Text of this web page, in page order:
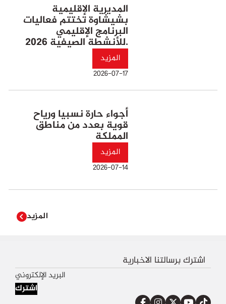
المديرية الإقليمية
بشيشاوة تختتم فعاليات
البرنامج الإقليمي
للأنشطة الصيفية 2026.
المزيد
2026-07-17
أجواء حارة نسبيا ورياح
قوية بعدد من مناطق
المملكة
المزيد
2026-07-14
المزيد
اشترك برسالتنا الاخبارية
اشترك